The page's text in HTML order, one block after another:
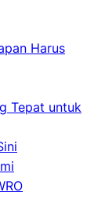
Harus
Tepat untuk